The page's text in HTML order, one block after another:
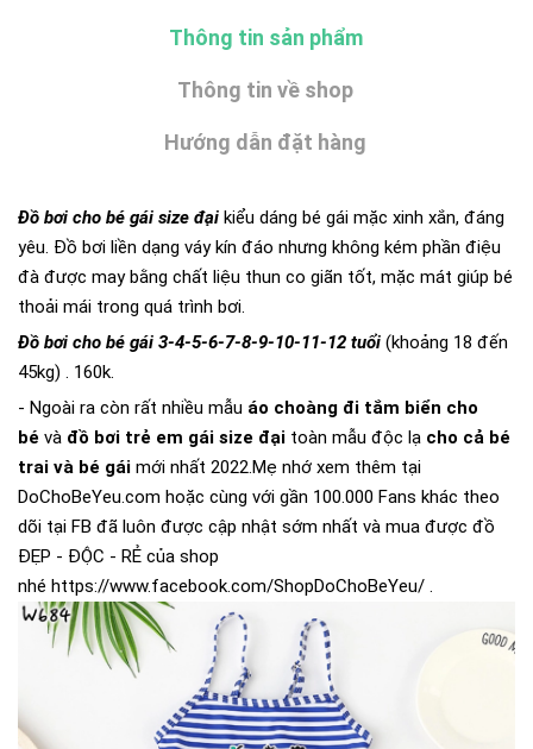
Thông tin sản phẩm
Thông tin về shop
Hướng dẫn đặt hàng
Đồ bơi cho bé gái size đại kiểu dáng bé gái mặc xinh xắn, đáng
yêu. Đồ bơi liền dạng váy kín đáo nhưng không kém phần điệu
đà được may bằng chất liệu thun co giãn tốt, mặc mát giúp bé
thoải mái trong quá trình bơi.
Đồ bơi cho bé gái 3-4-5-6-7-8-9-10-11-12 tuổi (khoảng 18 đến
45kg) . 160k.
- Ngoài ra còn rất nhiều mẫu áo choàng đi tắm biển cho
bé và đồ bơi trẻ em gái size đại toàn mẫu độc lạ cho cả bé
trai và bé gái mới nhất 2022.Mẹ nhớ xem thêm tại
DoChoBeYeu.com hoặc cùng với gần 100.000 Fans khác theo
dõi tại FB đã luôn được cập nhật sớm nhất và mua được đồ
ĐẸP - ĐỘC - RẺ của shop
nhé https://www.facebook.com/ShopDoChoBeYeu/ .